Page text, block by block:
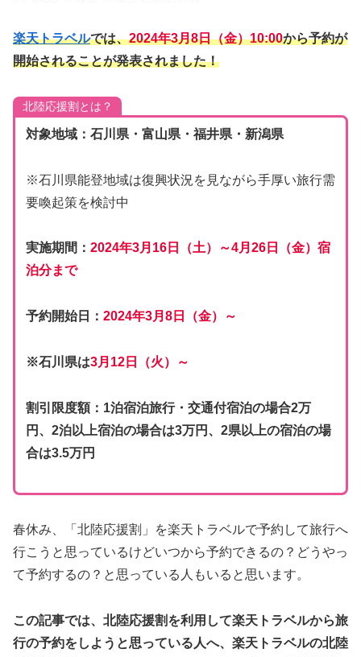
楽天トラベルでは、2024年3月8日（金）10:00から予約が
開始されることが発表されました！
北陸応援割とは？
対象地域：石川県・富山県・福井県・新潟県
※石川県能登地域は復興状況を見ながら手厚い旅行需
要喚起策を検討中
実施期間： 2024年3月16日（土）～4月26日（金）宿
泊分まで
予約開始日： 2024年3月8日（金）～
※石川県は3月12日（火）～
割引限度額：1泊宿泊旅行・交通付宿泊の場合2万
円、2泊以上宿泊の場合は3万円、2県以上の宿泊の場
合は3.5万円
春休み、「北陸応援割」を楽天トラベルで予約して旅行へ
行こうと思っているけどいつから予約できるの？どうやっ
て予約するの？と思っている人もいると思います。
この記事では、北陸応援割を利用して楽天トラベルから旅
行の予約をしようと思っている人へ、楽天トラベルの北陸